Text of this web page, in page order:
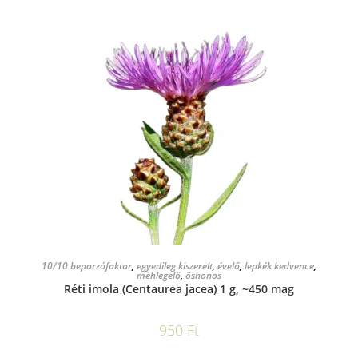
KOSÁRBA TESZEM
10/10 beporzófaktor, egyedileg kiszerelt, évelő, lepkék kedvence,
méhlegelő, őshonos
Réti imola (Centaurea jacea) 1 g, ~450 mag
950 Ft